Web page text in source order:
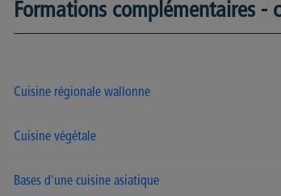
Formations complémentaires -
Cuisine régionale wallonne
Cuisine végétale
Bases d'une cuisine asiatique